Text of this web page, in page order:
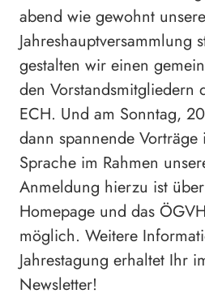
abend wie gewohnt unsere
Jahreshauptversammlung
gestalten wir einen
den Vorstandsmitgliedern
ECH. Und am Sonntag,
dann spannende Vorträge
Sprache im Rahmen
Anmeldung hierzu ist
Homepage und das
möglich. Weitere
Jahrestagung erhaltet Ihr
Newsletter!